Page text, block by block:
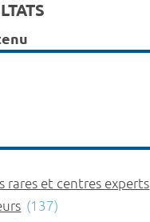
rares et centres experts
(137)